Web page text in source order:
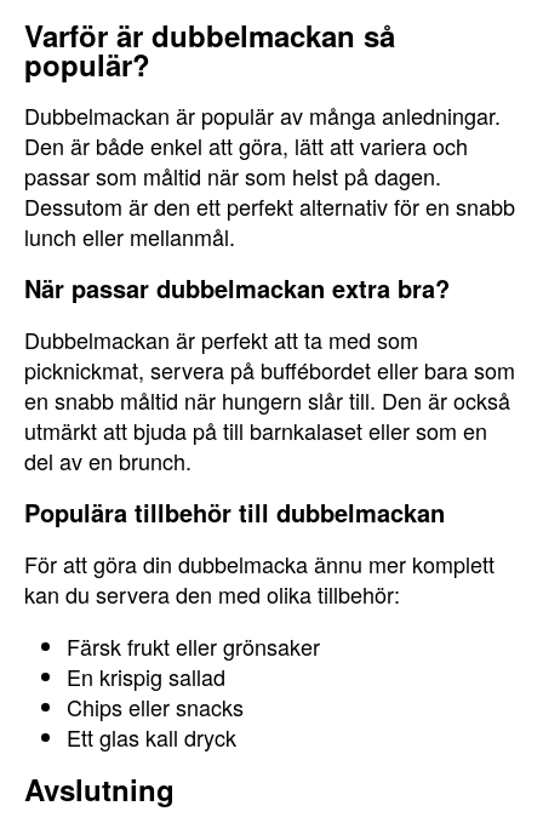
Varför är dubbelmackan så
populär?
Dubbelmackan är populär av många anledningar.
Den är både enkel att göra, lätt att variera och
passar som måltid när som helst på dagen.
Dessutom är den ett perfekt alternativ för en snabb
lunch eller mellanmål.
När passar dubbelmackan extra bra?
Dubbelmackan är perfekt att ta med som
picknickmat, servera på buffébordet eller bara som
en snabb måltid när hungern slår till. Den är också
utmärkt att bjuda på till barnkalaset eller som en
del av en brunch.
Populära tillbehör till dubbelmackan
För att göra din dubbelmacka ännu mer komplett
kan du servera den med olika tillbehör:
Färsk frukt eller grönsaker
En krispig sallad
Chips eller snacks
Ett glas kall dryck
Avslutning